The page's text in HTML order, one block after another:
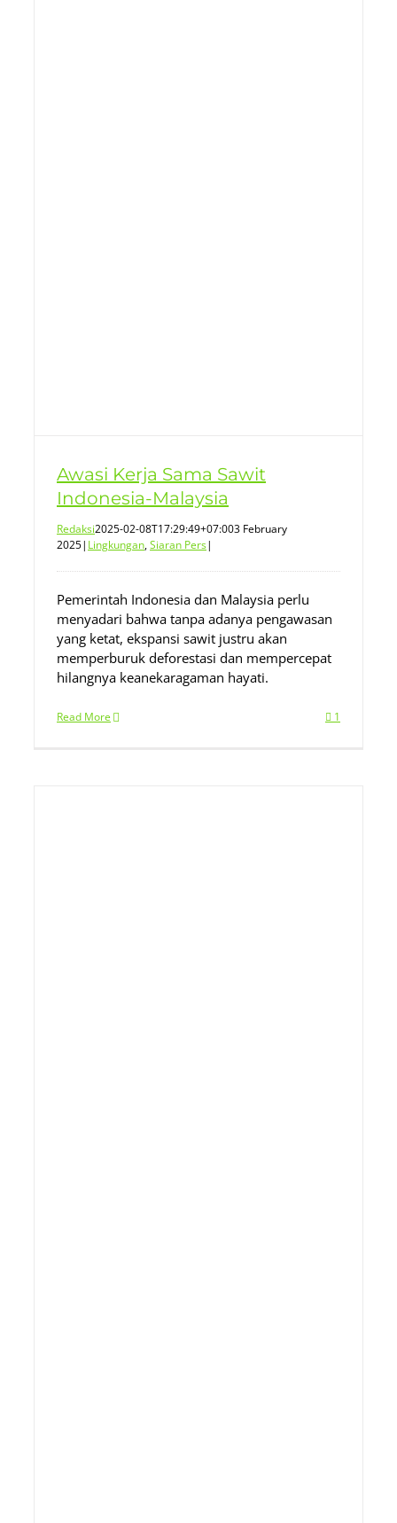
Awasi Kerja Sama Sawit
Indonesia-Malaysia
Redaksi2025-02-08T17:29:49+07:003 February
2025| Lingkungan,Siaran Pers|
Pemerintah Indonesia dan Malaysia perlu
menyadari bahwa tanpa adanya pengawasan
yang ketat, ekspansi sawit justru akan
memperburuk deforestasi dan mempercepat
hilangnya keanekaragaman hayati.
Read More 1